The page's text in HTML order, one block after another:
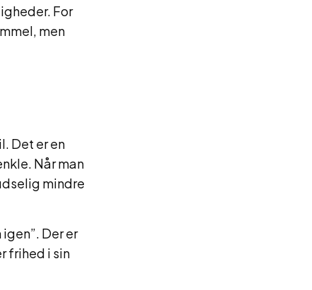
For
men
Det er en
Når man
mindre
Der er
frihed i sin